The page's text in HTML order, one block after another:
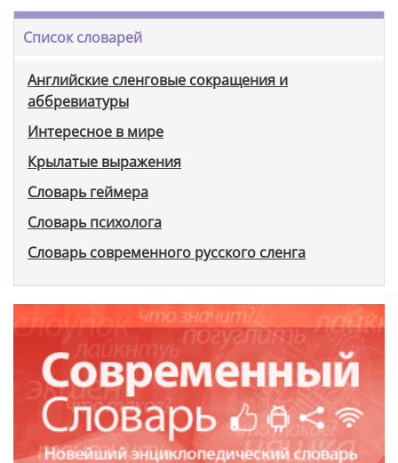
Список словарей
Английские сленговые сокращения и
аббревиатуры
Интересное в мире
Крылатые выражения
Словарь геймера
Словарь психолога
Словарь современного русского сленга